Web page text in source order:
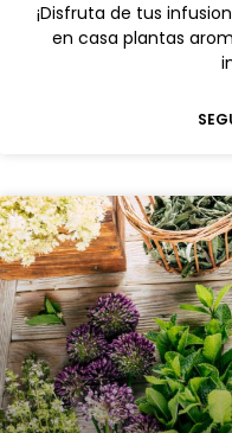
¡Disfruta de tus
en casa plantas